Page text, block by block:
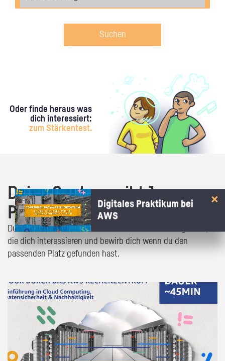
Suchen
Oder finde heraus was
dich interessiert:
zum Stärkentest.
Deine Suche ergibt 1
Praktikumsangebot!
Du bist fast da! Klick dich durch die Praktikumsangebote,
die dich interessieren und bewirb dich wenn du den
passenden Platz gefunden hast.
Digitales Praktikum bei
AWS